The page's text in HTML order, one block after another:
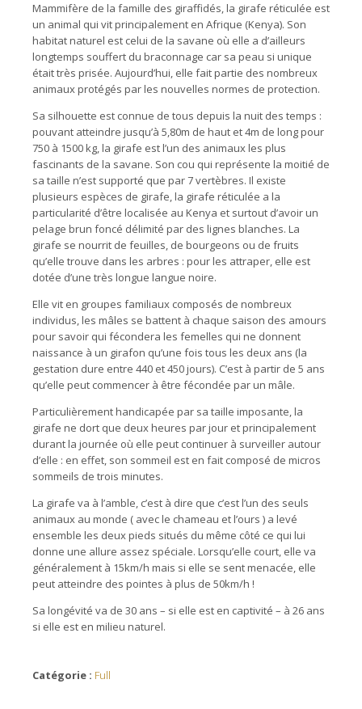
Mammifère de la famille des giraffidés, la girafe réticulée est
un animal qui vit principalement en Afrique (Kenya). Son
habitat naturel est celui de la savane où elle a d’ailleurs
longtemps souffert du braconnage car sa peau si unique
était très prisée. Aujourd’hui, elle fait partie des nombreux
animaux protégés par les nouvelles normes de protection.
Sa silhouette est connue de tous depuis la nuit des temps :
pouvant atteindre jusqu’à 5,80m de haut et 4m de long pour
750 à 1500 kg, la girafe est l’un des animaux les plus
fascinants de la savane. Son cou qui représente la moitié de
sa taille n’est supporté que par 7 vertèbres. Il existe
plusieurs espèces de girafe, la girafe réticulée a la
particularité d’être localisée au Kenya et surtout d’avoir un
pelage brun foncé délimité par des lignes blanches. La
girafe se nourrit de feuilles, de bourgeons ou de fruits
qu’elle trouve dans les arbres : pour les attraper, elle est
dotée d’une très longue langue noire.
Elle vit en groupes familiaux composés de nombreux
individus, les mâles se battent à chaque saison des amours
pour savoir qui fécondera les femelles qui ne donnent
naissance à un girafon qu’une fois tous les deux ans (la
gestation dure entre 440 et 450 jours). C’est à partir de 5 ans
qu’elle peut commencer à être fécondée par un mâle.
Particulièrement handicapée par sa taille imposante, la
girafe ne dort que deux heures par jour et principalement
durant la journée où elle peut continuer à surveiller autour
d’elle : en effet, son sommeil est en fait composé de micros
sommeils de trois minutes.
La girafe va à l’amble, c’est à dire que c’est l’un des seuls
animaux au monde ( avec le chameau et l’ours ) a levé
ensemble les deux pieds situés du même côté ce qui lui
donne une allure assez spéciale. Lorsqu’elle court, elle va
généralement à 15km/h mais si elle se sent menacée, elle
peut atteindre des pointes à plus de 50km/h !
Sa longévité va de 30 ans – si elle est en captivité – à 26 ans
si elle est en milieu naturel.
Catégorie : Full